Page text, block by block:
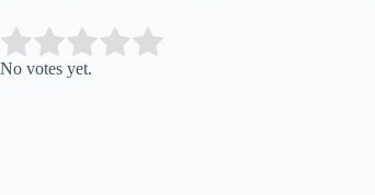
Rate this item:
No votes yet.